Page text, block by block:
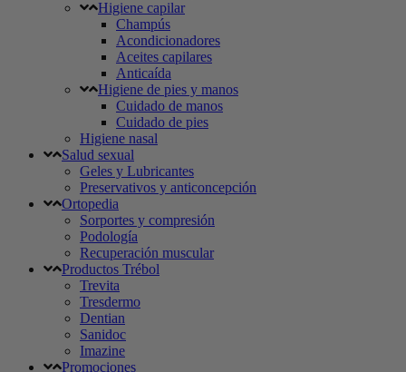
Higiene capilar
Champús
Acondicionadores
Aceites capilares
Anticaída
Higiene de pies y manos
Cuidado de manos
Cuidado de pies
Higiene nasal
Salud sexual
Geles y Lubricantes
Preservativos y anticoncepción
Ortopedia
Sorportes y compresión
Podología
Recuperación muscular
Productos Trébol
Trevita
Tresdermo
Dentian
Sanidoc
Imazine
Promociones